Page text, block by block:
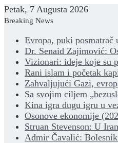
Petak, 7 Augusta 2026
Breaking News
Evropa, puki
Dr. Senaid Zajimović:
Vizionari: ideje koje su
Rani islam i početak
Zahvaljujući Gazi,
Sa svojim ciljem
Kina igra dugu igru u
Osonove ekonomije
Struan Stevenson: U
Admir Čavalić: